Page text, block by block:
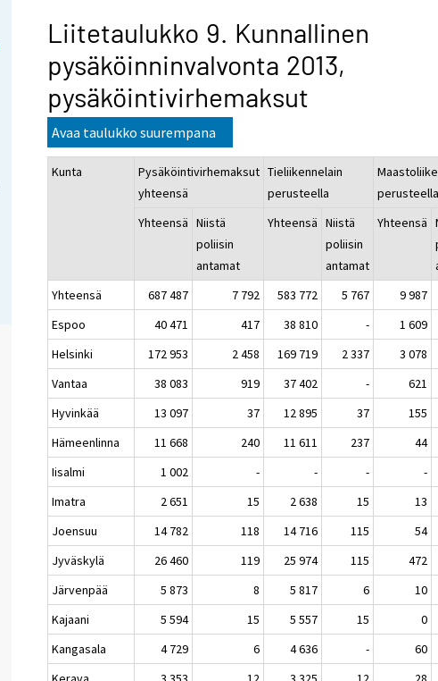
Liitetaulukko 9. Kunnallinen
pysäköinninvalvonta 2013,
pysäköintivirhemaksut
Avaa taulukko suurempana
Kunta
Pysäköintivirhemaksut
yhteensä
Tieliikennelain
perusteella
perusteella
Yhteensä Niistä
poliisin
antamat
Yhteensä Niistä
poliisin
antamat
Yhteensä
Yhteensä
687 487 7 792 583 772 5 767 9 987
Espoo
40 471 417 38 810 - 1 609
Helsinki
172 953 2 458 169 719 2 337 3 078
Vantaa
38 083 919 37 402 - 621
Hyvinkää
13 097 37 12 895 37 155
Hämeenlinna
11 668 240 11 611 237 44
Iisalmi
1 002 - - - -
Imatra
2 651 15 2 638 15 13
Joensuu
14 782 118 14 716 115 54
Jyväskylä
26 460 119 25 974 115 472
Järvenpää
5 873 8 5 817 6 10
Kajaani
5 594 15 5 557 15 0
Kangasala
4 729 6 4 636 - 60